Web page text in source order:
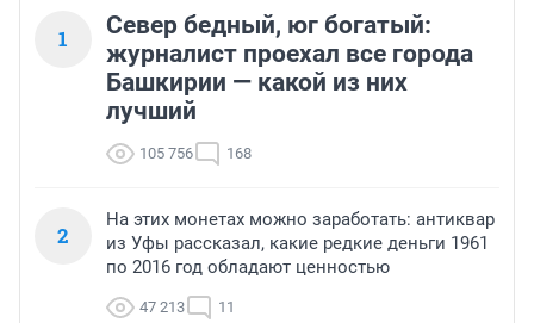
1
Север бедный, юг богатый:
журналист проехал все города
Башкирии — какой из них
лучший
105 756 168
2
На этих монетах можно заработать: антиквар
из Уфы рассказал, какие редкие деньги 1961
по 2016 год обладают ценностью
47 213 11